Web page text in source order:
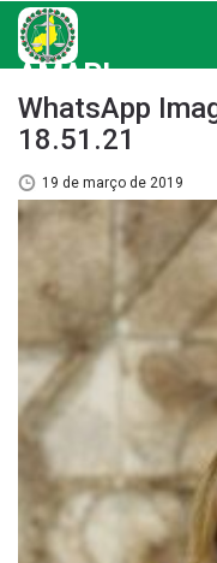
AMAPI
WhatsApp
18.51.21
19 de março de 2019